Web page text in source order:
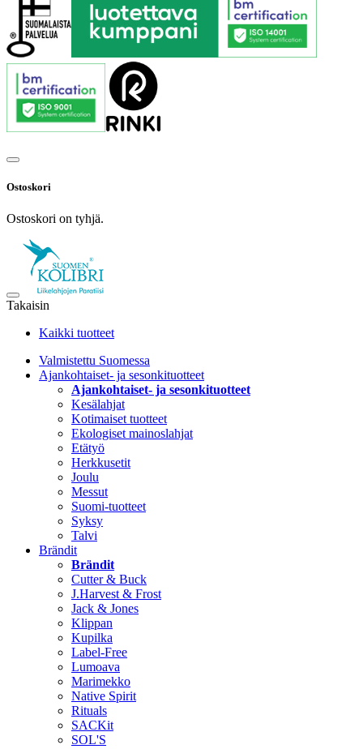
Ostoskori
Ostoskori on tyhjä.
Takaisin
Kaikki tuotteet
Valmistettu Suomessa
Ajankohtaiset- ja sesonkituotteet
Ajankohtaiset- ja sesonkituotteet
Kesälahjat
Kotimaiset tuotteet
Ekologiset mainoslahjat
Etätyö
Herkkusetit
Joulu
Messut
Suomi-tuotteet
Syksy
Talvi
Brändit
Brändit
Cutter & Buck
J.Harvest & Frost
Jack & Jones
Klippan
Kupilka
Label-Free
Lumoava
Marimekko
Native Spirit
Rituals
SACKit
SOL'S